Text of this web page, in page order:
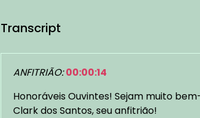
Transcript
ANFITRIÃO: 00:00:14
Honoráveis Ouvintes! Sejam muito
Clark dos Santos, seu anfitrião!